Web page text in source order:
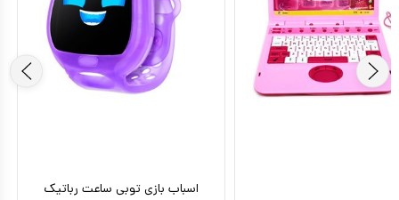
اسباب بازی توبی ساعت رباتیک